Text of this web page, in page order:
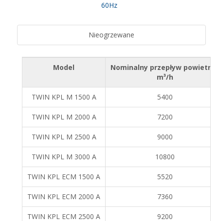
60Hz
Nieogrzewane
Model
Nominalny przepływ
m³/h
TWIN KPL M 1500 A 5400
TWIN KPL M 2000 A 7200
TWIN KPL M 2500 A 9000
TWIN KPL M 3000 A 10800
TWIN KPL ECM 1500 A 5520
TWIN KPL ECM 2000 A 7360
TWIN KPL ECM 2500 A 9200